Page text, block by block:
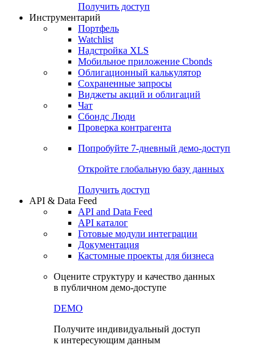
Получить доступ
Инструментарий
Портфель
Watchlist
Надстройка XLS
Мобильное приложение Cbonds
Облигационный калькулятор
Сохраненные запросы
Виджеты акций и облигаций
Чат
Сбондс Люди
Проверка контрагента
Попробуйте 7-дневный демо-доступ
Откройте глобальную базу данных
Получить доступ
API & Data Feed
API and Data Feed
API каталог
Готовые модули интеграции
Документация
Кастомные проекты для бизнеса
Оцените структуру и качество данных
в публичном демо-доступе
DEMO
Получите индивидуальный доступ
к интересующим данным